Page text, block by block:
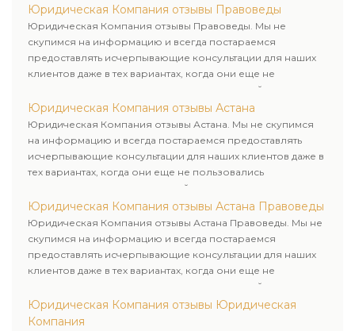
юридических лиц. Индивидуальный подход к каждому
клиенту.
Юридическая Компания отзывы Правоведы
Юридическая Компания отзывы Правоведы. Мы не
скупимся на информацию и всегда постараемся
предоставлять исчерпывающие консультации для наших
клиентов даже в тех вариантах, когда они еще не
пользовались юридическими услугами нашей компании.
Юридическая Компания отзывы Астана
Юридическая Компания отзывы Астана. Мы не скупимся
на информацию и всегда постараемся предоставлять
исчерпывающие консультации для наших клиентов даже в
тех вариантах, когда они еще не пользовались
юридическими услугами нашей компании.
Юридическая Компания отзывы Астана Правоведы
Юридическая Компания отзывы Астана Правоведы. Мы не
скупимся на информацию и всегда постараемся
предоставлять исчерпывающие консультации для наших
клиентов даже в тех вариантах, когда они еще не
пользовались юридическими услугами нашей компании.
Юридическая Компания отзывы Юридическая
Компания